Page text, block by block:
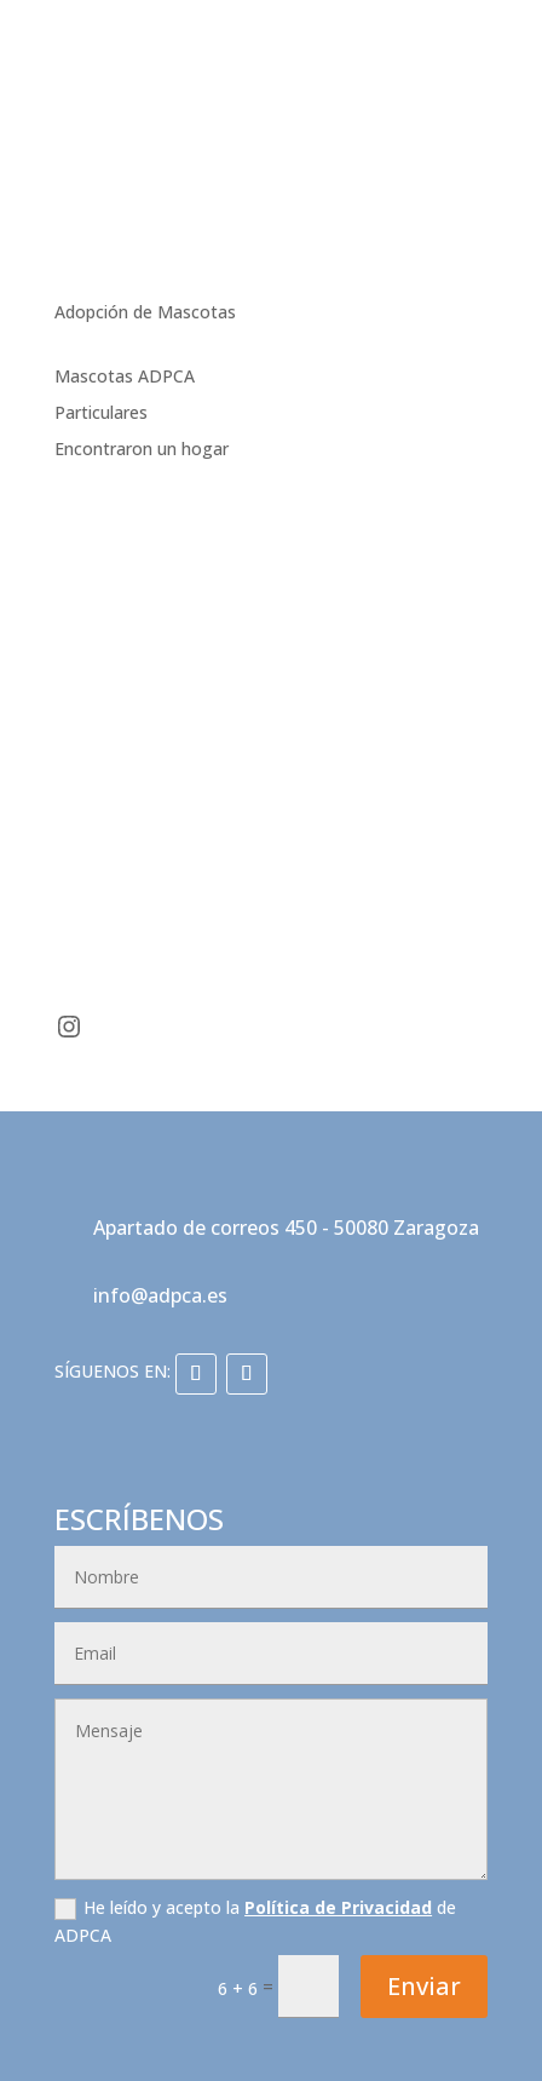
Adopción de Mascotas
Mascotas ADPCA
Particulares
Encontraron un hogar
Instagram
Apartado de correos 450 - 50080 Zaragoza
info@adpca.es
ESCRÍBENOS
He leído y acepto la Política de Privacidad de
ADPCA
6 + 6 = Enviar